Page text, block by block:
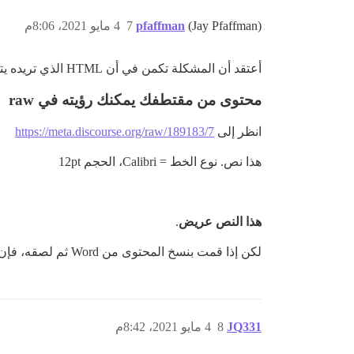
pfaffman (Jay Pfaffman) 4 مايو 2021، 8:06م 7
أعتقد أن المشكلة تكمن في أن HTML الذي تريده يتحول عند لصقه في المتصفح، وبالتالي لا يصل ذلك المحتوى أبدًا إلى
محتوى من مقتطفك يمكنك رؤيته في raw
انظر إلى https://meta.discourse.org/raw/189183/7
هذا نص. نوع الخط = Calibri، الحجم 12pt
هذا النص عريض.
لكن إذا قمت بنسخ المحتوى من Word ثم لصقه، فإن كل HTML يتحول إلى markdown على الواجهة الأمامية.
JQ331 4 مايو 2021، 8:42م 8